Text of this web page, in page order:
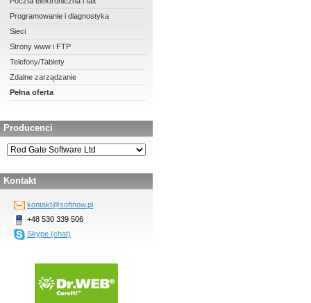
Programowanie i diagnostyka
Sieci
Strony www i FTP
Telefony/Tablety
Zdalne zarządzanie
Pełna oferta
Producenci
Kontakt
kontakt@softnow.pl
+48 530 339 506
Skype (chat)